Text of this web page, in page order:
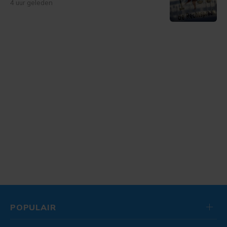
4 uur geleden
POPULAIR